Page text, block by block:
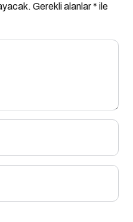
Gerekli alanlar* ile